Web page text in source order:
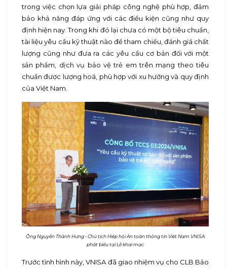
trong việc chọn lựa giải pháp công nghệ phù hợp, đảm
bảo khả năng đáp ứng với các điều kiện cũng như quy
định hiện nay. Trong khi đó lại chưa có một bộ tiêu chuẩn,
tài liệu yêu cầu kỹ thuật nào để tham chiếu, đánh giá chất
lượng cũng như đưa ra các yêu cầu cơ bản đối với một
sản phẩm, dịch vụ bảo vệ trẻ em trên mạng theo tiêu
chuẩn được lượng hoá, phù hợp với xu hướng và quy định
của Việt Nam.
Ông Nguyễn Thành Hưng - Chủ tịch Hiệp hội An toàn thông tin Việt Nam VNISA
phát biểu tại Lễ khai mạc
Trước tình hình này, VNISA đã giao nhiệm vụ cho CLB Bảo